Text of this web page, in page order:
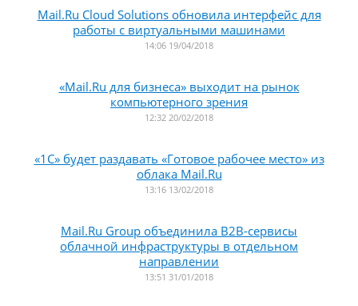
Mail.Ru Cloud Solutions обновила интерфейс для
работы с виртуальными машинами
14:06 19/04/2018
«Mail.Ru для бизнеса» выходит на рынок
компьютерного зрения
12:32 20/02/2018
«1С» будет раздавать «Готовое рабочее место» из
облака Mail.Ru
13:16 13/02/2018
Mail.Ru Group объединила B2B-сервисы
облачной инфраструктуры в отдельном
направлении
13:51 31/01/2018